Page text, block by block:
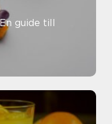
guide till